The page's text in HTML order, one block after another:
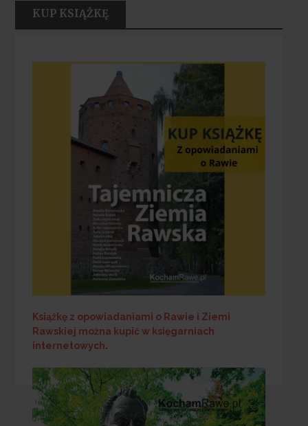
KUP KSIĄŻKĘ
Książkę z opowiadaniami o Rawie i Ziemi
Rawskiej można kupić w księgarniach
internetowych.